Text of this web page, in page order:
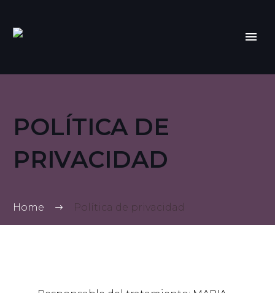
POLÍTICA DE
PRIVACIDAD
Home Política de privacidad